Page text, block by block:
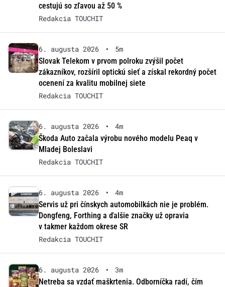
cestujú so zľavou až 50 %
Redakcia TOUCHIT
6. augusta 2026 •
5m
Slovak Telekom v prvom polroku zvýšil počet
zákazníkov, rozšíril optickú sieť a získal rekordný počet
ocenení za kvalitu mobilnej siete
Redakcia TOUCHIT
6. augusta 2026 •
4m
Škoda Auto začala výrobu nového modelu Peaq v
Mladej Boleslavi
Redakcia TOUCHIT
6. augusta 2026 •
4m
Servis už pri čínskych automobilkách nie je problém.
Dongfeng, Forthing a ďalšie značky už opravia
v takmer každom okrese SR
Redakcia TOUCHIT
6. augusta 2026 •
3m
Netreba sa vzdať maškrtenia. Odborníčka radí, čím